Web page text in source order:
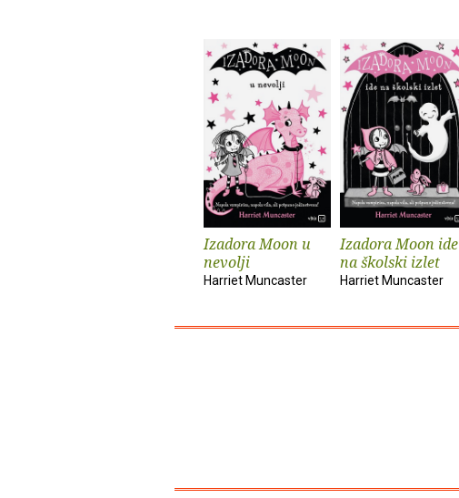
Izadora Moon u
nevolji
Harriet Muncaster
Izadora Moon ide
na školski izlet
Harriet Muncaster